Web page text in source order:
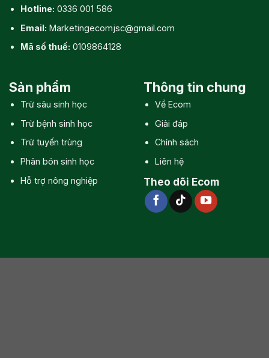
Hotline: 0336 001 586
Email: Marketingecomjsc@gmail.com
Mã số thuế: 0109864128
Sản phẩm
Trừ sâu sinh học
Trừ bệnh sinh học
Trừ tuyến trùng
Phân bón sinh học
Hỗ trợ nông nghiệp
Thông tin chung
Về Ecom
Giải đáp
Chính sách
Liên hệ
Theo dõi Ecom